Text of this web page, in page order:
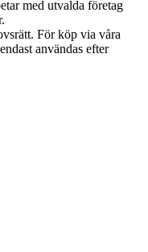
med utvalda företag
För köp via våra
användas efter